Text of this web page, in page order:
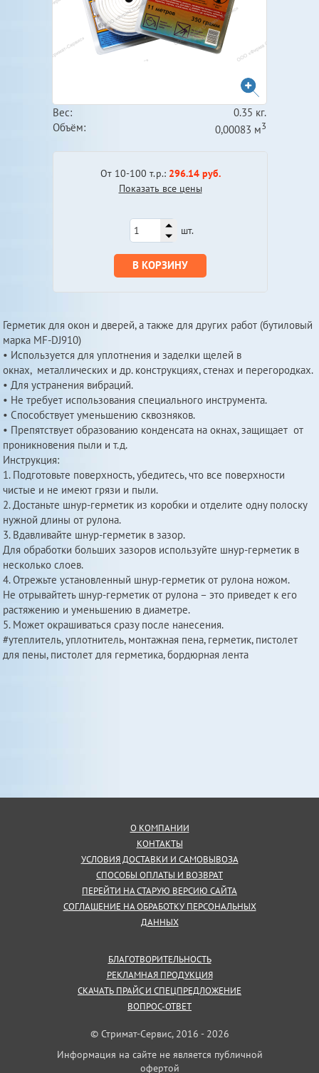
Вес:
0.35 кг.
Объём:
0,00083 м3
От 10-100 т.р.: 296.14 руб.
Показать все цены
шт.
В КОРЗИНУ
Герметик для окон и дверей, а также для других работ (бутиловый
марка MF-DJ910)
• Используется для уплотнения и заделки щелей в
окнах, металлических и др. конструкциях, стенах и перегородках.
• Для устранения вибраций.
• Не требует использования специального инструмента.
• Способствует уменьшению сквозняков.
• Препятствует образованию конденсата на окнах, защищает от
проникновения пыли и т.д.
Инструкция:
1. Подготовьте поверхность, убедитесь, что все поверхности
чистые и не имеют грязи и пыли.
2. Достаньте шнур-герметик из коробки и отделите одну полоску
нужной длины от рулона.
3. Вдавливайте шнур-герметик в зазор.
Для обработки больших зазоров используйте шнур-герметик в
несколько слоев.
4. Отрежьте установленный шнур-герметик от рулона ножом.
Не отрывайтеть шнур-герметик от рулона – это приведет к его
растяжению и уменьшению в диаметре.
5. Может окрашиваться сразу после нанесения.
#утеплитель, уплотнитель, монтажная пена, герметик, пистолет
для пены, пистолет для герметика, бордюрная лента
О КОМПАНИИ
КОНТАКТЫ
УСЛОВИЯ ДОСТАВКИ И САМОВЫВОЗА
СПОСОБЫ ОПЛАТЫ И ВОЗВРАТ
ПЕРЕЙТИ НА СТАРУЮ ВЕРСИЮ САЙТА
СОГЛАШЕНИЕ НА ОБРАБОТКУ ПЕРСОНАЛЬНЫХ
ДАННЫХ
БЛАГОТВОРИТЕЛЬНОСТЬ
РЕКЛАМНАЯ ПРОДУКЦИЯ
СКАЧАТЬ ПРАЙС И СПЕЦПРЕДЛОЖЕНИЕ
ВОПРОС-ОТВЕТ
© Стримат-Сервис, 2016 - 2026
Информация на сайте не является публичной
офертой